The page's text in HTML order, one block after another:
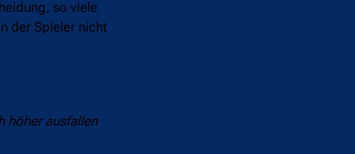
so viele
der Spieler nicht
höher ausfallen